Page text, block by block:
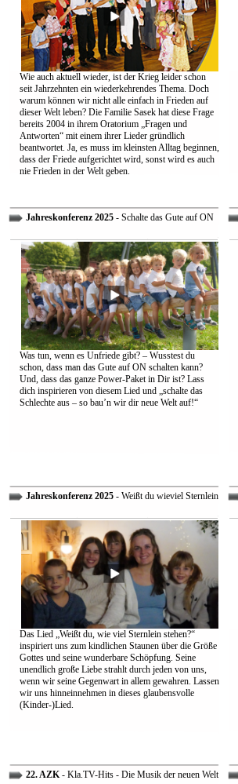
Wie auch aktuell wieder, ist der Krieg leider schon
seit Jahrzehnten ein wiederkehrendes Thema. Doch
warum können wir nicht alle einfach in Frieden auf
dieser Welt leben? Die Familie Sasek hat diese Frage
bereits 2004 in ihrem Oratorium „Fragen und
Antworten“ mit einem ihrer Lieder gründlich
beantwortet. Ja, es muss im kleinsten Alltag beginnen,
dass der Friede aufgerichtet wird, sonst wird es auch
nie Frieden in der Welt geben.
Jahreskonferenz 2025- Schalte das Gute auf ON
Was tun, wenn es Unfriede gibt? – Wusstest du
schon, dass man das Gute auf ON schalten kann?
Und, dass das ganze Power-Paket in Dir ist? Lass
dich inspirieren von diesem Lied und „schalte das
Schlechte aus – so bau’n wir dir neue Welt auf!“
Jahreskonferenz 2025- Weißt du wieviel Sternlein
Das Lied „Weißt du, wie viel Sternlein stehen?“
inspiriert uns zum kindlichen Staunen über die Größe
Gottes und seine wunderbare Schöpfung. Seine
unendlich große Liebe strahlt durch jeden von uns,
wenn wir seine Gegenwart in allem gewahren. Lassen
wir uns hinneinnehmen in dieses glaubensvolle
(Kinder-)Lied.
22. AZK- Kla.TV-Hits - Die Musik der neuen Welt